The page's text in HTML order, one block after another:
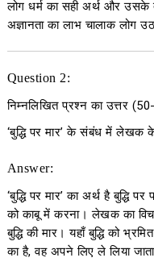
लोग धर्म का सही अर्थ और
अज्ञानता का लाभ चालाक लोग
Question 2:
निम्नलिखित प्रश्न का उत्तर
‘बुद्धि पर मार’ के संबंध में लेखक के
Answer:
‘बुद्धि पर मार’ का अर्थ है
को काबू में करना। लेखक का
बुद्धि की मार। यहाँ बुद्धि को
का है, वह अपने लिए ले लिया जाता